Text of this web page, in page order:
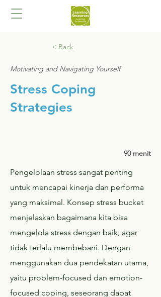
< Back
Motivating and Navigating Yourself
Stress Coping
Strategies
90 menit
Pengelolaan stress sangat penting
untuk mencapai kinerja dan performa
yang maksimal. Konsep stress bucket
menjelaskan bagaimana kita bisa
mengelola stress dengan baik, agar
tidak terlalu membebani. Dengan
menggunakan dua pendekatan utama,
yaitu problem-focused dan emotion-
focused coping, seseorang dapat